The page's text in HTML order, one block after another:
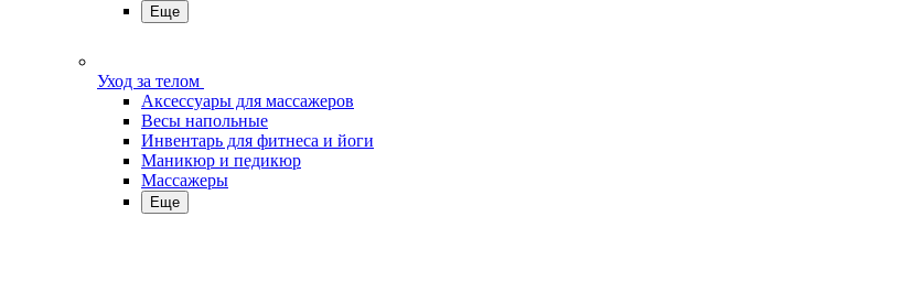
Еще
Уход за телом
Аксессуары для массажеров
Весы напольные
Инвентарь для фитнеса и йоги
Маникюр и педикюр
Массажеры
Еще